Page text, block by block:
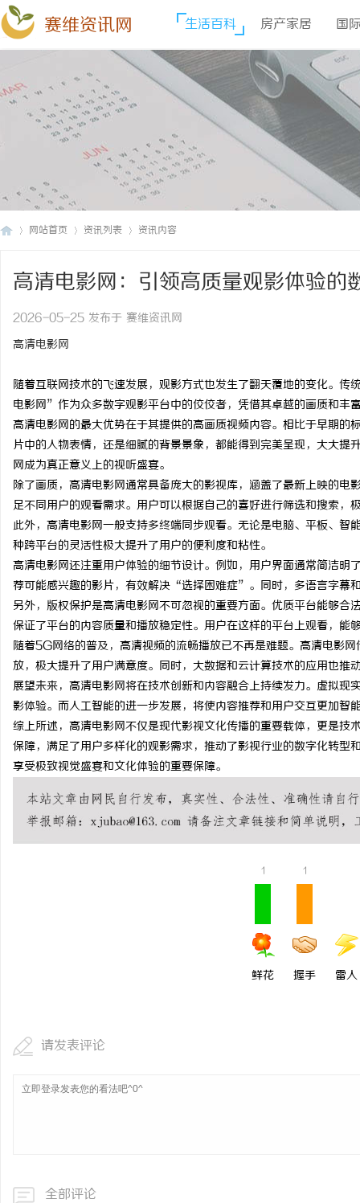
赛维资讯网 生活百科 房产家居 国
网站首页 资讯列表 资讯内容
高清电影网：引领高质量观影体验的
2026-05-25 发布于 赛维资讯网
高清电影网
随着互联网技术的飞速发展，观影方式也发生了翻天覆地的变化。
电影网”作为众多数字观影平台中的佼佼者，凭借其卓越的画质和丰
高清电影网的最大优势在于其提供的高画质视频内容。相比于早期
片中的人物表情，还是细腻的背景景象，都能得到完美呈现，大大
网成为真正意义上的视听盛宴。
除了画质，高清电影网通常具备庞大的影视库，涵盖了最新上映的
足不同用户的观看需求。用户可以根据自己的喜好进行筛选和搜索，
此外，高清电影网一般支持多终端同步观看。无论是电脑、平板、
种跨平台的灵活性极大提升了用户的便利度和粘性。
高清电影网还注重用户体验的细节设计。例如，用户界面通常简洁
荐可能感兴趣的影片，有效解决“选择困难症”。同时，多语言字幕
另外，版权保护是高清电影网不可忽视的重要方面。优质平台能够
保证了平台的内容质量和播放稳定性。用户在这样的平台上观看，能
随着5G网络的普及，高清视频的流畅播放已不再是难题。高清电影
放，极大提升了用户满意度。同时，大数据和云计算技术的应用也推
展望未来，高清电影网将在技术创新和内容融合上持续发力。虚拟
影体验。而人工智能的进一步发展，将使内容推荐和用户交互更加智
综上所述，高清电影网不仅是现代影视文化传播的重要载体，更是
保障，满足了用户多样化的观影需求，推动了影视行业的数字化转
享受极致视觉盛宴和文化体验的重要保障。
1
鲜花
1
握手 雷人
请发表评论
全部评论
揭秘！专业充电桩项目